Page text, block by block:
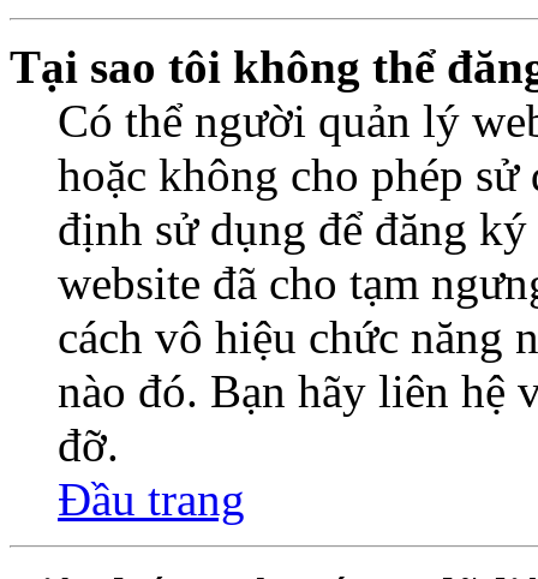
Tại sao tôi không thể
Có thể người quản lý
hoặc không cho phép
định sử dụng để đăng
website đã cho tạm
cách vô hiệu chức năng
nào đó. Bạn hãy liên hệ
đỡ.
Đầu trang